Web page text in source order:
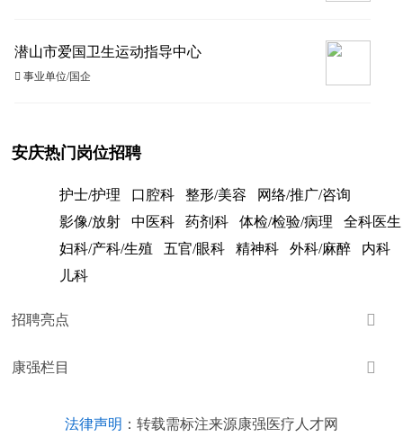
潜山市爱国卫生运动指导中心
 事业单位/国企
安庆热门岗位招聘
护士/护理 口腔科 整形/美容
网络/推广/咨询
影像/放射
中医科 药剂科 体检/检验/病理
全科医生
妇科/产科/生殖
五官/眼科 精神科 外科/麻醉
内科
儿科
招聘亮点 
康强栏目 
法律声明 ：转载需标注来源康强医疗人才网